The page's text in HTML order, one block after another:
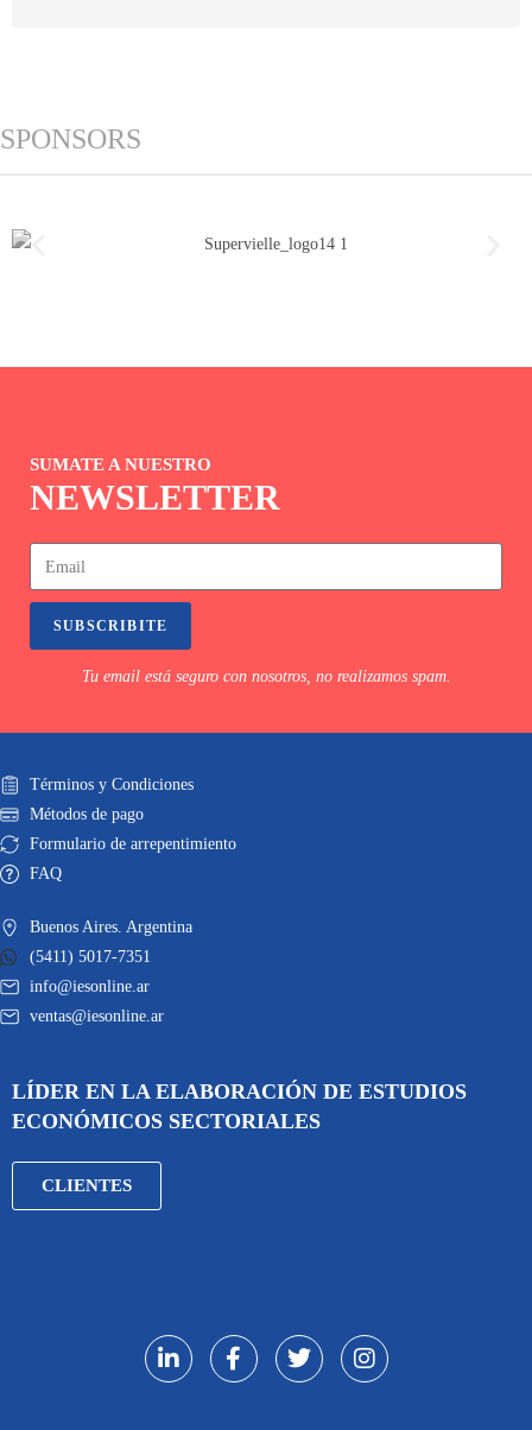
SPONSORS
SUMATE A NUESTRO
NEWSLETTER
SUBSCRIBITE
Tu email está seguro con nosotros, no realizamos spam.
Términos y Condiciones
Métodos de pago
Formulario de arrepentimiento
FAQ
Buenos Aires. Argentina
(5411) 5017-7351
info@iesonline.ar
ventas@iesonline.ar
LÍDER EN LA ELABORACIÓN DE ESTUDIOS
ECONÓMICOS SECTORIALES
CLIENTES